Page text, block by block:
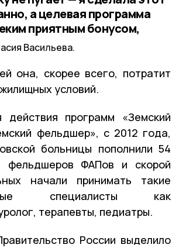
а целевая программа
приятным бонусом,
Васильева.
она, скорее всего, потратит
условий.
программ «Земский
фельдшер», с 2012 года,
больницы пополнили 54
фельдшеров ФАПов и скорой
начали принимать такие
специалисты как
терапевты, педиатры.
России выделило